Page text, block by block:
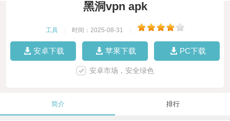
黑洞vpn apk
工具 时间：2025-08-31
安卓下载 苹果下载 PC下载
安卓市场，安全绿色
简介 排行